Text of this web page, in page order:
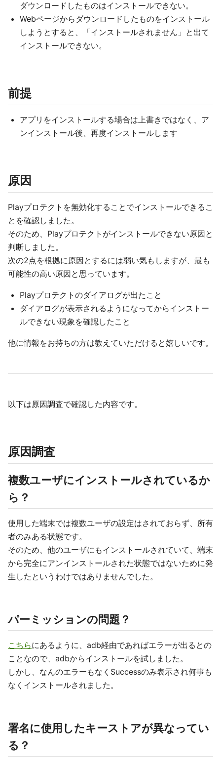
ダウンロードしたものはインストールできない。
Webページからダウンロードしたものをインストール
しようとすると、「インストールされません」と出て
インストールできない。
前提
アプリをインストールする場合は上書きではなく、ア
ンインストール後、再度インストールします
原因
Playプロテクトを無効化することでインストールできるこ
とを確認しました。
そのため、Playプロテクトがインストールできない原因と
判断しました。
次の2点を根拠に原因とするには弱い気もしますが、最も
可能性の高い原因と思っています。
Playプロテクトのダイアログが出たこと
ダイアログが表示されるようになってからインストー
ルできない現象を確認したこと
他に情報をお持ちの方は教えていただけると嬉しいです。
以下は原因調査で確認した内容です。
原因調査
複数ユーザにインストールされているか
ら？
使用した端末では複数ユーザの設定はされておらず、所有
者のみある状態です。
そのため、他のユーザにもインストールされていて、端末
から完全にアンインストールされた状態ではないために発
生したというわけではありませんでした。
パーミッションの問題？
こちらにあるように、adb経由であればエラーが出るとの
ことなので、adbからインストールを試しました。
しかし、なんのエラーもなくSuccessのみ表示され何事も
なくインストールされました。
署名に使用したキーストアが異なってい
る？